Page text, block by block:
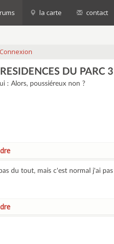
la carte contact
Connexion
RESIDENCES DU PARC 3
: Alors, poussiéreux non ?
du tout, mais c'est normal j'ai